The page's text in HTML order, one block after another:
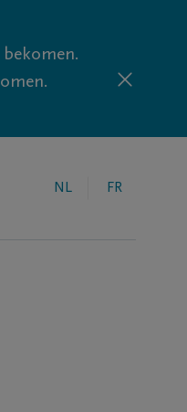
NL FR